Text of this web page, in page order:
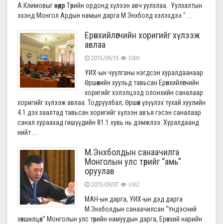
А.Климовыг өнөөдөр Төрийн ордонд хүлээн авч уулзлаа. Уулзалтын
эхэнд Монгол Ардын намын дарга М.Энхболд хэлэхдээ " ...
Ерөнхийлөгчийн хоригийг хүлээж
авлаа
2015/09/15 1080
УИХ-ын чуулганы нэгдсэн хуралдаанаар
Өршөөлийн хуульд тавьсан Ерөнхийлөгчийн
хоригийг хэлэлцээд олонхийн саналаар
хоригийг хүлээж авлаа. Тодруулбал, Өршөөл үзүүлэх тухай хуулийн
4.1 дэх заалтад тавьсан хоригийг хүлээн авъя гэсэн саналаар
санал хураахад гишүүдийн 81.1 хувь нь дэмжлээ. Хуралдаанд
нийт ...
М.Энхболдын санаачилга
Монголын улс төрийг “амь”
оруулав
2015/09/07 1062
МАН-ын дарга, УИХ-ын дэд дарга
М.Энхболдын санаачилсан “Үндэсний
зөвшилцөл” Монголын улс төрийн намуудын дарга, Ерөнхий нарийн